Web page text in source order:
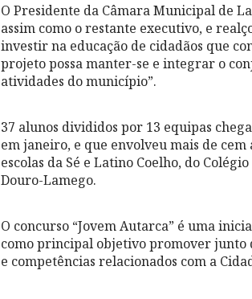
O Presidente da Câmara Municipal de
assim como o restante executivo, e
investir na educação de cidadãos que
projeto possa manter-se e integrar o
atividades do município”.
37 alunos divididos por 13 equipas
em janeiro, e que envolveu mais de cem
escolas da Sé e Latino Coelho, do
Douro-Lamego.
O concurso “Jovem Autarca” é uma
como principal objetivo promover junto
e competências relacionados com a